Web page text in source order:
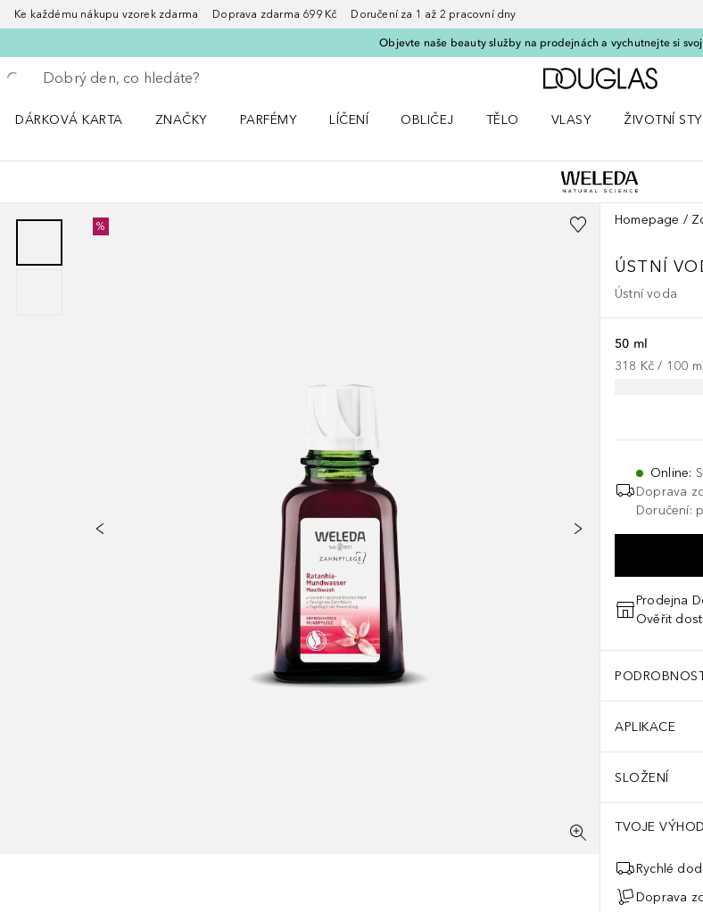
Ke každému nákupu vzorek zdarma Doprava zdarma 699 Kč Doručení za 1 až 2 pracovní dny
Objevte naše beauty služby na prodejnách a vychutnejte si
Vraťte se
Proveďte vyhledávání
Domů
DÁRKOVÁ KARTA
ZNAČKY
PARFÉMY
LÍČENÍ
OBLIČEJ
TĚLO
VLASY
ŽIVOTNÍ
% Homepage
ÚSTNÍ
Ústní voda
50 ml
318 Kč / 100 ml
Online:
Doprava
Doručení:
Prodejna
Ověřit
APLIKACE
SLOŽENÍ
TVOJE
Rychlé
Doprava